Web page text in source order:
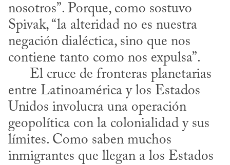
nosotros”. Porque, como sostuvo
Spivak, “la alteridad no es nuestra
negación dialéctica, sino que nos
contiene tanto como nos expulsa”.
entre Latinoamérica y los Estados
Unidos involucra una operación
geopolítica con la colonialidad y sus
límites. Como saben muchos
inmigrantes que llegan a los Estados